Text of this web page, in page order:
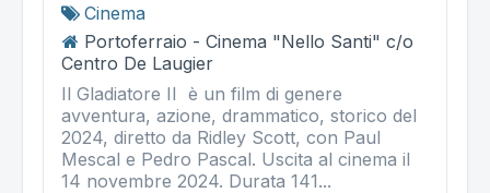
Cinema
Portoferraio - Cinema "Nello Santi" c/o
Centro De Laugier
Il Gladiatore II è un film di genere
avventura, azione, drammatico, storico del
2024, diretto da Ridley Scott, con Paul
Mescal e Pedro Pascal. Uscita al cinema il
14 novembre 2024. Durata 141...